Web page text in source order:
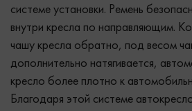
системе установки. Ремень
внутри кресла по направляющим.
чашу кресла обратно, под весом
дополнительно натягивается,
кресло более плотно к
Благодаря этой системе